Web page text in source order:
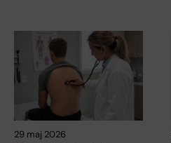
29 maj 2026